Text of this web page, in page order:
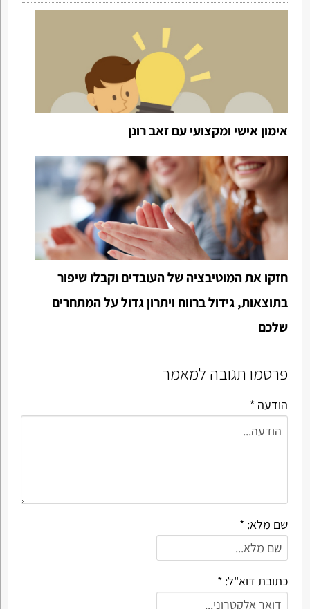
אימון אישי ומקצועי עם זאב רונן
חזקו את המוטיבציה של העובדים וקבלו שיפור
בתוצאות, גידול ברווח ויתרון גדול על המתחרים
שלכם
פרסמו תגובה למאמר
הודעה *
שם מלא: *
כתובת דוא"ל: *